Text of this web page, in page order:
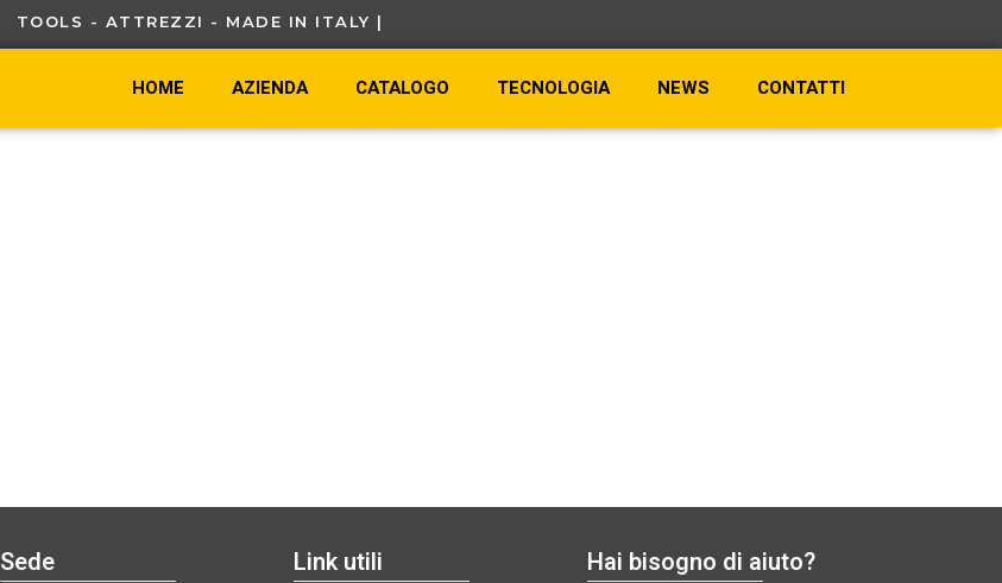
TOOLS - ATTREZZI - MADE IN ITALY | C
HOME AZIENDA CATALOGO TECNOLOGIA NEWS CONTATTI
Sede Link utili Hai bisogno di aiuto?